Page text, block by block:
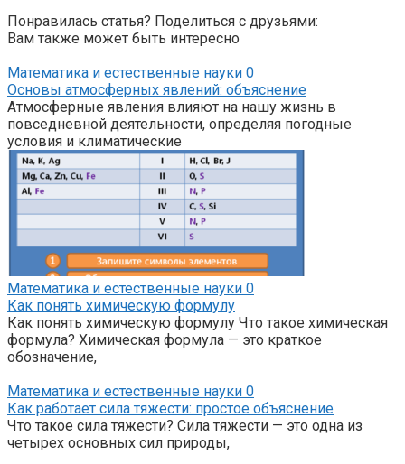
Понравилась статья? Поделиться с друзьями:
Вам также может быть интересно
Математика и естественные науки 0
Основы атмосферных явлений: объяснение
Атмосферные явления влияют на нашу жизнь в
повседневной деятельности, определяя погодные
условия и климатические
Математика и естественные науки 0
Как понять химическую формулу
Как понять химическую формулу Что такое химическая
формула? Химическая формула — это краткое
обозначение,
Математика и естественные науки 0
Как работает сила тяжести: простое объяснение
Что такое сила тяжести? Сила тяжести — это одна из
четырех основных сил природы,